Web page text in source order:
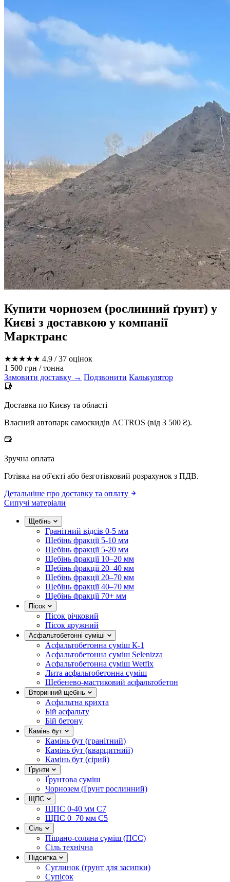
Купити чорнозем (рослинний ґрунт) у
Києві з доставкою у компанії
Марктранс
★★★★★ 4.9 / 37 оцінок
1 500 грн / тонна
Замовити доставку → Подзвонити Калькулятор
Доставка по Києву та області
Власний автопарк самоскидів ACTROS (від 3 500 ₴).
Зручна оплата
Готівка на об'єкті або безготівковий розрахунок з ПДВ.
Детальніше про доставку та оплату
Сипучі матеріали
Щебінь
Гранітний відсів 0-5 мм
Щебінь фракції 5-10 мм
Щебінь фракції 5-20 мм
Щебінь фракції 10–20 мм
Щебінь фракції 20–40 мм
Щебінь фракції 20–70 мм
Щебінь фракції 40–70 мм
Щебінь фракції 70+ мм
Пісок
Пісок річковий
Пісок яружний
Асфальтобетонні суміші
Асфальтобетонна суміш К-1
Асфальтобетонна суміш Selenizza
Асфальтобетонна суміш Wetfix
Лита асфальтобетонна суміш
Щебенево-мастиковий асфальтобетон
Вторинний щебінь
Асфальтна крихта
Бій асфальту
Бій бетону
Камінь бут
Камінь бут (гранітний)
Камінь бут (кварцитний)
Камінь бут (сірий)
Ґрунти
Ґрунтова суміш
Чорнозем (Ґрунт рослинний)
ЩПС
ЩПС 0-40 мм С7
ЩПС 0–70 мм С5
Сіль
Піщано-соляна суміш (ПСС)
Сіль технічна
Підсипка
Суглинок (ґрунт для засипки)
Супісок